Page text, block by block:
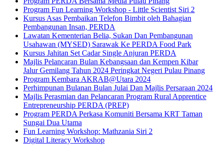
Program Fun Learning Workshop - Little Scientist Siri 2
Kursus Asas Pembaikan Telefon Bimbit oleh Bahagian
Pembangunan Insan, PERDA
Lawatan Kementerian Belia, Sukan Dan Pembangunan
Usahawan (MYSED) Sarawak Ke PERDA Food Park
Kursus Jahitan Set Cadar Single Anjuran PERDA
Majlis Pelancaran Bulan Kebangsaan dan Kempen Kibar
Jalur Gemilang Tahun 2024 Peringkat Negeri Pulau Pinang
Program Kembara AKRAB@Utara 2024
Perhimpunan Bulanan Bulan Julai Dan Majlis Persaraan 2024
Majlis Perasmian dan Pelancaran Program Rural Apprentice
Entrepreneurship PERDA (PREP)
Program PERDA Perkasa Komuniti Bersama KRT Taman
Sungai Dua Utama
Fun Learning Workshop: Mathzania Siri 2
Digital Literacy Workshop